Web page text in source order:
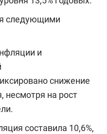
следующими
и
снижение
несмотря на рост
составила 10,6%,